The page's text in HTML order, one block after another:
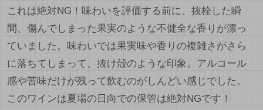
これは絶対NG！味わいを評価する前に、抜栓した瞬
間、傷んでしまった果実のような不健全な香りが漂っ
ていました。味わいでは果実味や香りの複雑さがさら
に落ちてしまって、抜け殻のような印象。アルコール
感や苦味だけが残って飲むのがしんどい感じでした。
このワインは夏場の日向での保管は絶対NGです！